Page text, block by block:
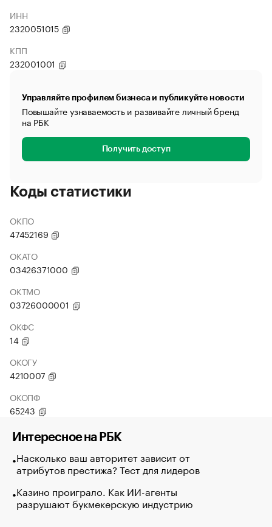
ИНН
2320051015
КПП
232001001
Управляйте профилем бизнеса и публикуйте новости
Повышайте узнаваемость и развивайте личный бренд
на РБК
Получить доступ
Коды статистики
ОКПО
47452169
ОКАТО
03426371000
ОКТМО
03726000001
ОКФС
14
ОКОГУ
4210007
ОКОПФ
65243
Интересное на РБК
Насколько ваш авторитет зависит от
атрибутов престижа? Тест для лидеров
Казино проиграло. Как ИИ-агенты
разрушают букмекерскую индустрию